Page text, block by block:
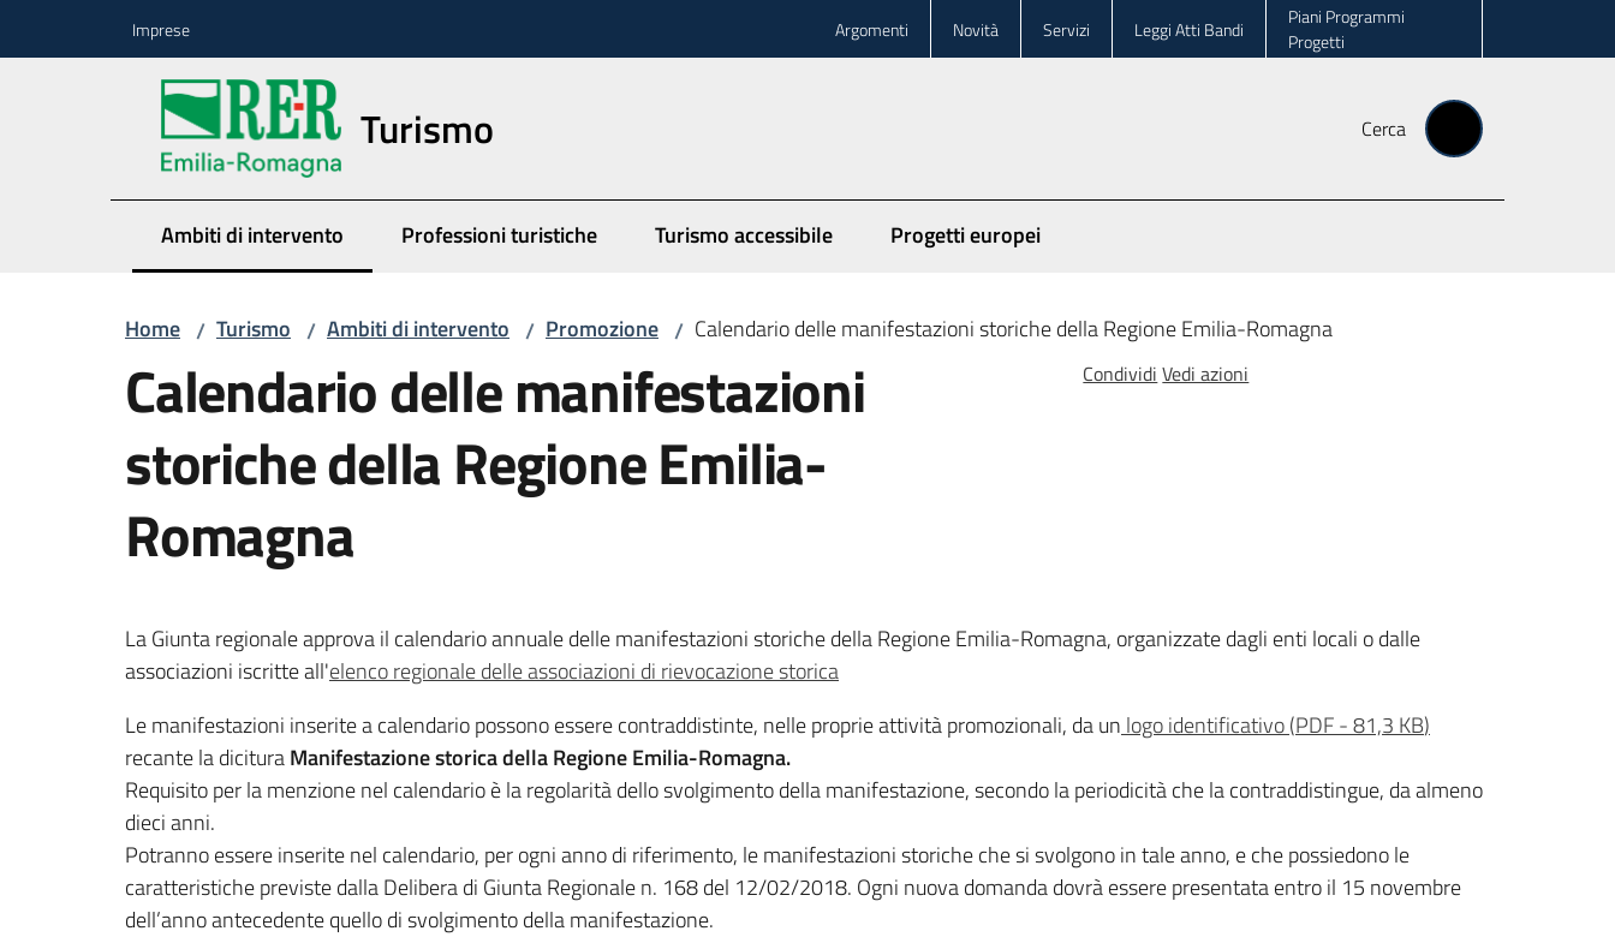
Imprese Argomenti Novità Servizi Leggi Atti Bandi
Piani Programmi
Progetti
Turismo Cerca
Ambiti di intervento
Menu selezionato Professioni turistiche Turismo accessibile Progetti europei
Home / Turismo / Ambiti di intervento / Promozione / Calendario delle manifestazioni storiche della Regione Emilia-Romagna
Calendario delle manifestazioni
storiche della Regione Emilia-
Romagna
Condividi Vedi azioni
La Giunta regionale approva il calendario annuale delle manifestazioni storiche della Regione Emilia-Romagna, organizzate dagli enti locali o dalle
associazioni iscritte all'elenco regionale delle associazioni di rievocazione storica
Le manifestazioni inserite a calendario possono essere contraddistinte, nelle proprie attività promozionali, da un logo identificativo(PDF-81,3 KB)
recante la dicituraManifestazione storica della Regione Emilia-Romagna.
Requisito per la menzione nel calendario è la regolarità dello svolgimento della manifestazione, secondo la periodicità che la contraddistingue, da almeno
dieci anni.
Potranno essere inserite nel calendario, per ogni anno di riferimento, le manifestazioni storiche che si svolgono in tale anno, e che possiedono le
caratteristiche previste dalla Delibera di Giunta Regionale n. 168 del 12/02/2018. Ogni nuova domanda dovrà essere presentata entro il 15 novembre
dell’anno antecedente quello di svolgimento della manifestazione.